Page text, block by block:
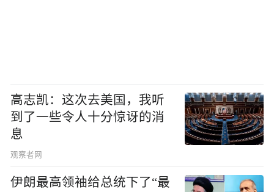
高志凯：这次去美国，我听
到了一些令人十分惊讶的消
息
观察者网
伊朗最高领袖给总统下了“最